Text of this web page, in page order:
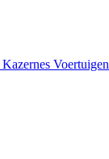
Kazernes Voertuigen